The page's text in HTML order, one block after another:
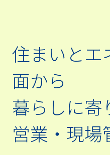
住まいとエ
面から
暮らしに寄
営業・現場